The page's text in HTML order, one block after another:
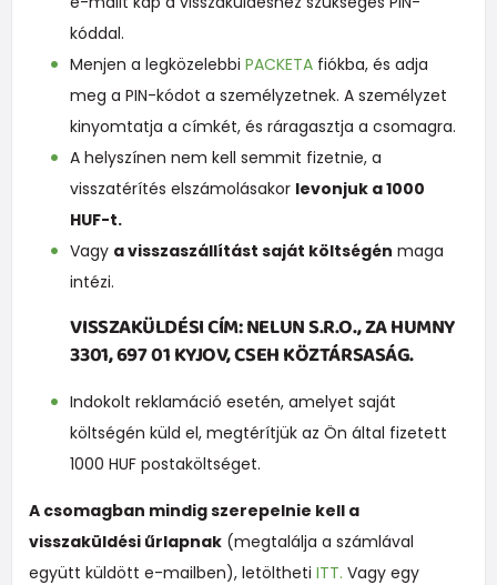
kóddal.
Menjen a legközelebbiPACKETA fiókba, és adja
meg a PIN-kódot a személyzetnek. A személyzet
kinyomtatja a címkét, és ráragasztja a csomagra.
A helyszínen nem kell semmit fizetnie, a
visszatérítés elszámolásakor levonjuk a 1000
HUF-t.
Vagy a visszaszállítást saját költségén maga
intézi.
VISSZAKÜLDÉSI CÍM: NELUN S.R.O., ZA HUMNY
3301, 697 01 KYJOV, CSEH KÖZTÁRSASÁG.
Indokolt reklamáció esetén, amelyet saját
költségén küld el, megtérítjük az Ön által fizetett
1000 HUF postaköltséget.
A csomagban mindig szerepelnie kell a
visszaküldési űrlapnak (megtalálja a számlával
együtt küldött e-mailben), letöltheti ITT. Vagy egy